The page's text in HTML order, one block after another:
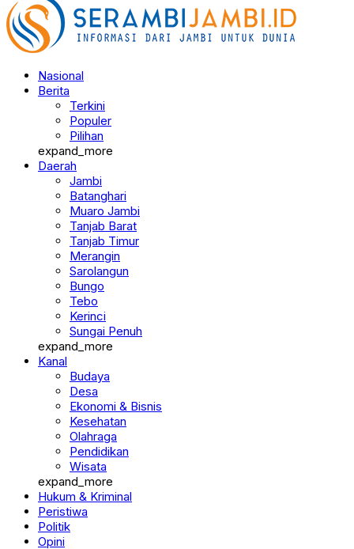
Berita
Populer
Pilihan
expand_more
Daerah
Jambi
Batanghari
Muaro Jambi
Tanjab Barat
Tanjab Timur
Merangin
Sarolangun
Bungo
Tebo
Kerinci
Sungai Penuh
expand_more
Kanal
Desa
Ekonomi & Bisnis
Kesehatan
Olahraga
Pendidikan
Wisata
expand_more
Hukum & Kriminal
Peristiwa
Politik
Opini
Pemerintahan